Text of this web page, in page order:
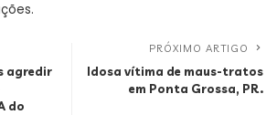
agredir
do
PRÓXIMO ARTIGO
Idosa vítima de maus-tratos
em Ponta Grossa, PR.